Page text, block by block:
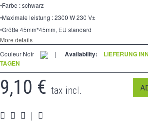
Spéciales
Pièces
Medien
Programme Revendeur - LIVOLO France Site Officiel
•Farbe : schwarz
•Maximale leistung : 2300 W 230 V±
•Größe 45mm*45mm, EU standard
More details
Couleur Noir
| Availability:
LIEFERUNG
TAGEN
9,10 € tax incl.
|